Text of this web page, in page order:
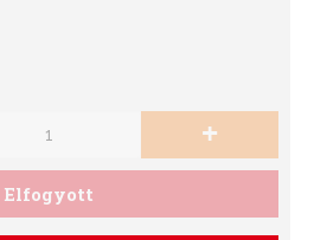
+
Elfogyott